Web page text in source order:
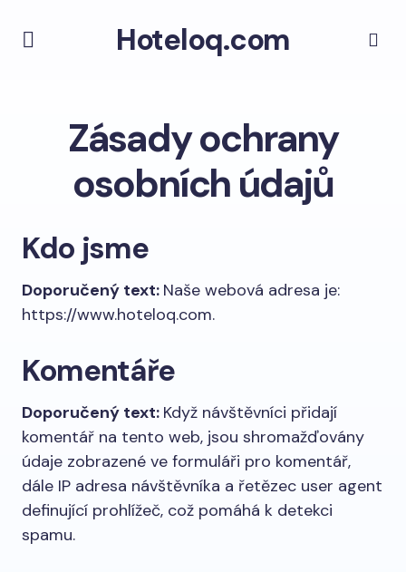
Hoteloq.com
Zásady ochrany
osobních údajů
Kdo jsme
Doporučený text: Naše webová adresa je:
https://www.hoteloq.com.
Komentáře
Doporučený text: Když návštěvníci přidají
komentář na tento web, jsou shromažďovány
údaje zobrazené ve formuláři pro komentář,
dále IP adresa návštěvníka a řetězec user agent
definující prohlížeč, což pomáhá k detekci
spamu.